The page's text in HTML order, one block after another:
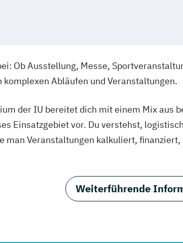
Ob Ausstellung, Messe,
komplexen Abläufen und Veranstaltungen.
der IU bereitet dich mit einem Mix aus
Einsatzgebiet vor. Du verstehst,
man Veranstaltungen kalkuliert,
Weiterführende